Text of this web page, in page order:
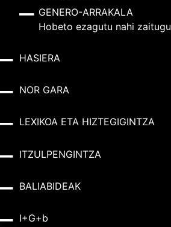
GENERO-ARRAKALA
Hobeto ezagutu nahi zaitugu
HASIERA
NOR GARA
LEXIKOA ETA HIZTEGIGINTZA
ITZULPENGINTZA
BALIABIDEAK
I+G+b